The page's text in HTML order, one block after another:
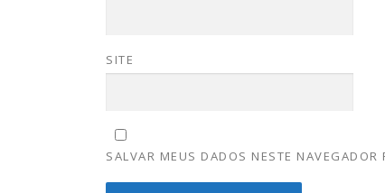
SITE
SALVAR MEUS DADOS NESTE